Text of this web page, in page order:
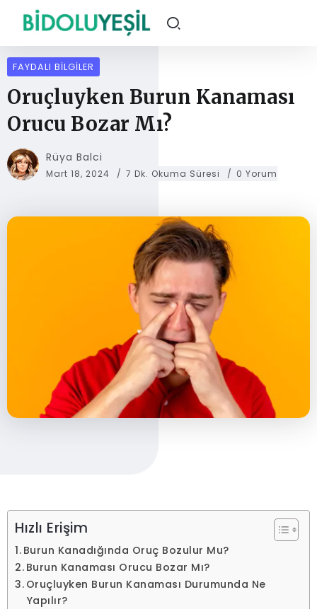
FAYDALI BILGILER
Oruçluyken Burun Kanaması
Orucu Bozar Mı?
Rüya Balci
Mart 18, 2024 7 Dk. Okuma Süresi 0 Yorum
Hızlı Erişim
Burun Kanadığında Oruç Bozulur Mu?
Burun Kanaması Orucu Bozar Mı?
Oruçluyken Burun Kanaması Durumunda Ne
Yapılır?